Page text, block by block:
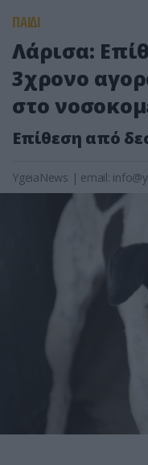
ΠΑΙΔΙ
Λάρισα:
3χρονο
στο
Επίθεση από
YgeiaNews | email: